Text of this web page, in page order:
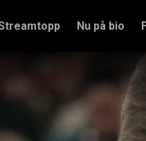
Nu på bio